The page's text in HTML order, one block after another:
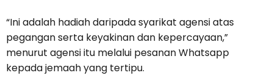
“Ini adalah hadiah daripada syarikat agensi atas
pegangan serta keyakinan dan kepercayaan,”
menurut agensi itu melalui pesanan Whatsapp
kepada jemaah yang tertipu.